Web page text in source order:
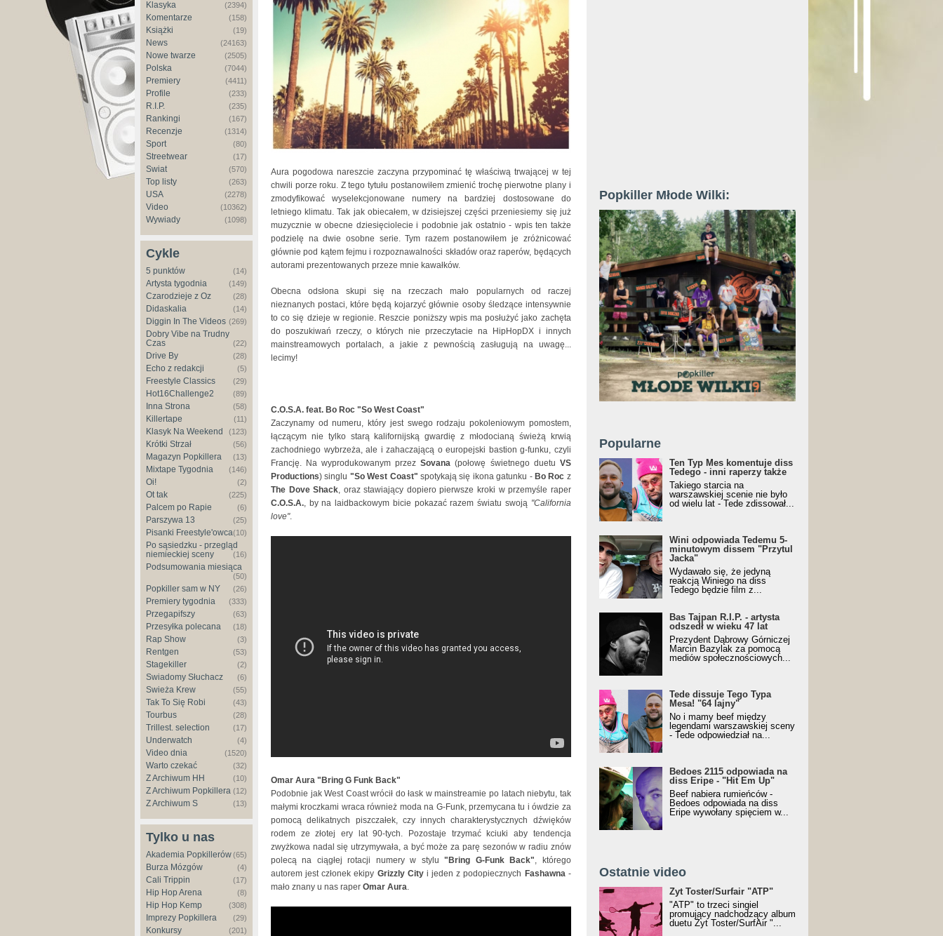
Klasyka (2394)
Komentarze (158)
Książki (19)
News (24163)
Nowe twarze (2505)
Polska (7044)
Premiery (4411)
Profile (233)
R.I.P. (235)
Rankingi (167)
Recenzje (1314)
Sport (80)
Streetwear (17)
Świat (570)
Top listy (263)
USA (2278)
Video (10362)
Wywiady (1098)
Cykle
5 punktów (14)
Artysta tygodnia (149)
Czarodzieje z Oz (28)
Didaskalia (14)
Diggin In The Videos (269)
Dobry Vibe na Trudny
Czas
(22)
Drive By (28)
Echo z redakcji (5)
Freestyle Classics (29)
Hot16Challenge2 (89)
Inna Strona (58)
Killertape (11)
Klasyk Na Weekend (123)
Krótki Strzał (56)
Magazyn Popkillera (13)
Mixtape Tygodnia (146)
Oi! (2)
Ot tak (225)
Palcem po Rapie (6)
Parszywa 13 (25)
Pisanki Freestyle'owca(10)
Po sąsiedzku - przegląd
niemieckiej sceny
(16)
Podsumowania miesiąca
(50)
Popkiller sam w NY (26)
Premiery tygodnia (333)
Przegapifszy (63)
Przesyłka polecana (18)
Rap Show (3)
Rentgen (53)
Stagekiller (2)
Świadomy Słuchacz (6)
Świeża Krew (55)
Tak To Się Robi (43)
Tourbus (28)
Trillest. selection (17)
Underwatch (4)
Video dnia (1520)
Warto czekać (32)
Z Archiwum HH (10)
Z Archiwum Popkillera (12)
Z Archiwum S (13)
Tylko u nas
Akademia Popkillerów(65)
Burza Mózgów (4)
Cali Trippin (17)
Hip Hop Arena (8)
Hip Hop Kemp (308)
Imprezy Popkillera (29)
Konkursy (201)
Aura pogodowa nareszcie zaczyna przypominać tę właściwą trwającej w tej
chwili porze roku. Z tego tytułu postanowiłem zmienić trochę pierwotne plany i
zmodyfikować wyselekcjonowane numery na bardziej dostosowane do
letniego klimatu. Tak jak obiecałem, w dzisiejszej części przeniesiemy się już
muzycznie w obecne dziesięciolecie i podobnie jak ostatnio - wpis ten także
podzielę na dwie osobne serie. Tym razem postanowiłem je zróżnicować
głównie pod kątem fejmu i rozpoznawalności składów oraz raperów, będących
autorami prezentowanych przeze mnie kawałków.
Obecna odsłona skupi się na rzeczach mało popularnych od raczej
nieznanych postaci, które będą kojarzyć głównie osoby śledzące intensywnie
to co się dzieje w regionie. Reszcie poniższy wpis ma posłużyć jako zachęta
do poszukiwań rzeczy, o których nie przeczytacie na HipHopDX i innych
mainstreamowych portalach, a jakie z pewnością zasługują na uwagę...
lecimy!
C.O.S.A. feat. Bo Roc "So West Coast"
Zaczynamy od numeru, który jest swego rodzaju pokoleniowym pomostem,
łączącym nie tylko starą kalifornijską gwardię z młodocianą świeżą krwią
zachodniego wybrzeża, ale i zahaczającą o europejski bastion g-funku, czyli
Francję. Na wyprodukowanym przezSovana (połowę świetnego duetu VS
Productions) singlu "So West Coast" spotykają się ikona gatunku - Bo Roc z
The Dove Shack, oraz stawiający dopiero pierwsze kroki w przemyśle raper
C.O.S.A., by na laidbackowym bicie pokazać razem światu swoją "California
love".
Omar Aura "Bring G Funk Back"
Podobnie jak West Coast wrócił do łask w mainstreamie po latach niebytu, tak
małymi kroczkami wraca również moda na G-Funk, przemycana tu i ówdzie za
pomocą delikatnych piszczałek, czy innych charakterystycznych dźwięków
rodem ze złotej ery lat 90-tych. Pozostaje trzymać kciuki aby tendencja
zwyżkowa nadal się utrzymywała, a być może za parę sezonów w radiu znów
polecą na ciągłej rotacji numery w stylu"Bring G-Funk Back", którego
autorem jest członek ekipy Grizzly Cityi jeden z podopiecznych Fashawna-
mało znany u nas raper Omar Aura.
Popkiller Młode Wilki:
Popularne
Ten Typ Mes komentuje diss
Tedego - inni raperzy także
Takiego starcia na
warszawskiej scenie nie było
od wielu lat - Tede zdissował...
Wini odpowiada Tedemu 5-
minutowym dissem "Przytul
Jacka"
Wydawało się, że jedyną
reakcją Winiego na diss
Tedego będzie film z...
Bas Tajpan R.I.P. - artysta
odszedł w wieku 47 lat
Prezydent Dąbrowy Górniczej
Marcin Bazylak za pomocą
mediów społecznościowych...
Tede dissuje Tego Typa
Mesa! "64 lajny"
No i mamy beef między
legendami warszawskiej sceny
- Tede odpowiedział na...
Bedoes 2115 odpowiada na
diss Eripe - "Hit Em Up"
Beef nabiera rumieńców -
Bedoes odpowiada na diss
Eripe wywołany spięciem w...
Ostatnie video
Żyt Toster/SurfAir - ATP VIDEO
Żyt Toster/Surfair "ATP"
"ATP" to trzeci singiel
promujący nadchodzący album
duetu Żyt Toster/SurfAir "...